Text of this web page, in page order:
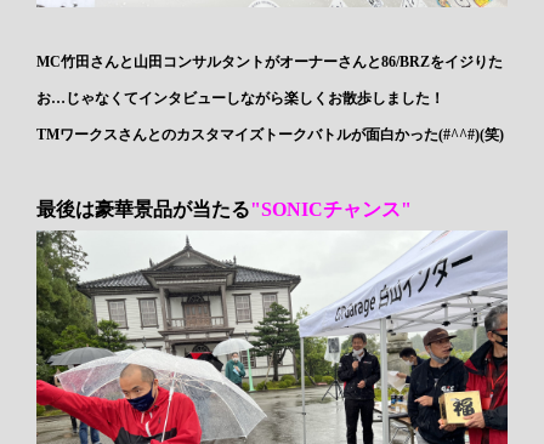
MC竹田さんと山田コンサルタントがオーナーさんと86/BRZをイジりた
お…じゃなくてインタビューしながら楽しくお散歩しました！
TMワークスさんとのカスタマイズトークバトルが面白かった(#^^#)(笑)
最後は豪華景品が当たる"SONICチャンス"